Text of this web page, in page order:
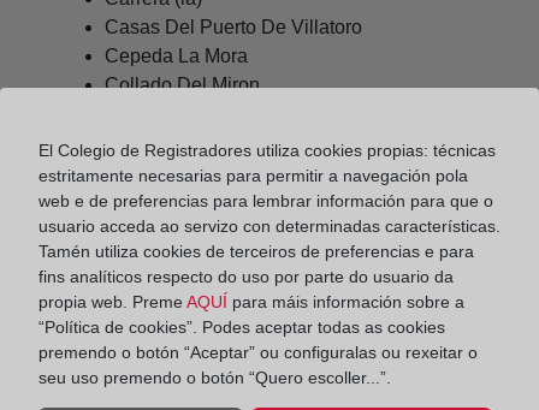
Casas Del Puerto De Villatoro
Cepeda La Mora
Collado Del Miron
Gallegos De Sobrinos
Garganta Del Villar
Gil Garcia
Gilbuena
Grandes Y San Martin
Herreros De Suso
Horcajada (la)
Hoyorredondo
Hoyos De Miguel Muñoz
El Colegio de Registradores utiliza cookies propias: técnicas
estritamente necesarias para permitir a navegación pola
web e de preferencias para lembrar información para que o
usuario acceda ao servizo con determinadas características.
Tamén utiliza cookies de terceiros de preferencias e para
fins analíticos respecto do uso por parte do usuario da
propia web. Preme AQUÍ para máis información sobre a
“Política de cookies”. Podes aceptar todas as cookies
premendo o botón “Aceptar” ou configuralas ou rexeitar o
seu uso premendo o botón “Quero escoller...”.